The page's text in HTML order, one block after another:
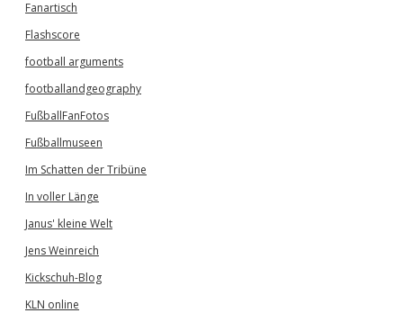
Fanartisch
Flashscore
football arguments
footballandgeography
FußballFanFotos
Fußballmuseen
Im Schatten der Tribüne
In voller Länge
Janus' kleine Welt
Jens Weinreich
Kickschuh-Blog
KLN online